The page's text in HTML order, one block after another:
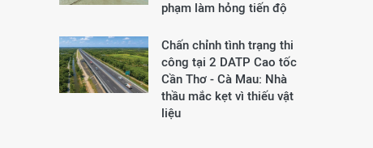
phạm làm hỏng tiến độ
Chấn chỉnh tình trạng thi
công tại 2 DATP Cao tốc
Cần Thơ - Cà Mau: Nhà
thầu mắc kẹt vì thiếu vật
liệu